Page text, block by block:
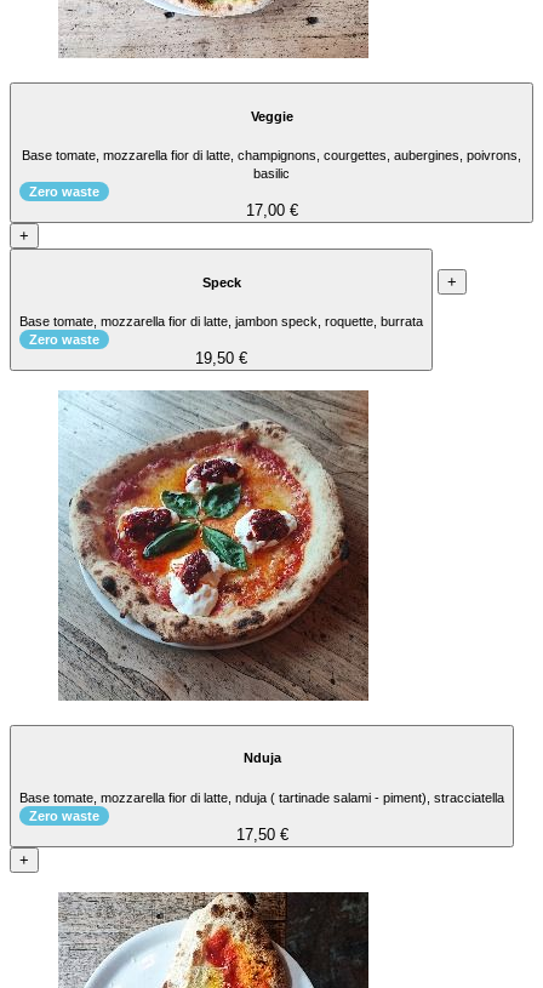
Veggie
Base tomate, mozzarella fior di latte, champignons, courgettes, aubergines, poivrons,
basilic
Zero waste
17,00 €
+
Speck
Base tomate, mozzarella fior di latte, jambon speck, roquette, burrata
Zero waste
19,50 €
+
Nduja
Base tomate, mozzarella fior di latte, nduja ( tartinade salami - piment), stracciatella
Zero waste
17,50 €
+